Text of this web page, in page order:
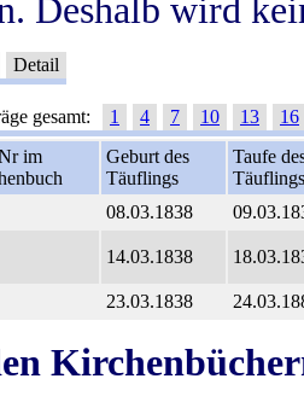
Deshalb wird
Detail
gesamt: 1 4 7 10 13
16
im
Geburt des
Täuflings
Taufe
Täuflings
08.03.1838
14.03.1838
23.03.1838